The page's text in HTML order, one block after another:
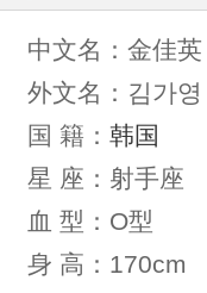
中文名：金佳英
外文名：김가영
国 籍： 韩国
星 座：射手座
血 型：O型
身 高：170cm